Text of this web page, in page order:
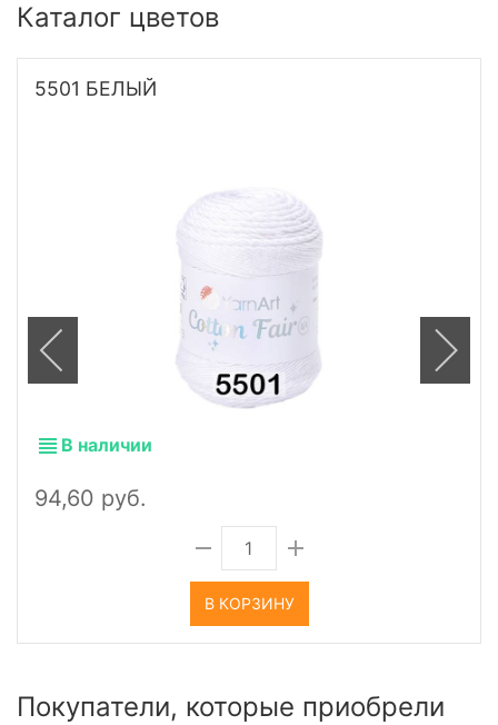
Каталог цветов
5501 БЕЛЫЙ
В наличии
94,60 руб.
В КОРЗИНУ
Покупатели, которые приобрели